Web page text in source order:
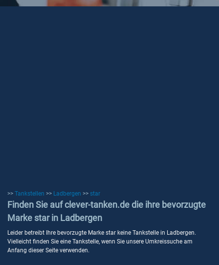
>> Tankstellen >> Ladbergen >> star
Finden Sie auf clever-tanken.de die ihre bevorzugte
Marke star in Ladbergen
Leider betreibt Ihre bevorzugte Marke star keine Tankstelle in Ladbergen.
Vielleicht finden Sie eine Tankstelle, wenn Sie unsere Umkreissuche am
Anfang dieser Seite verwenden.